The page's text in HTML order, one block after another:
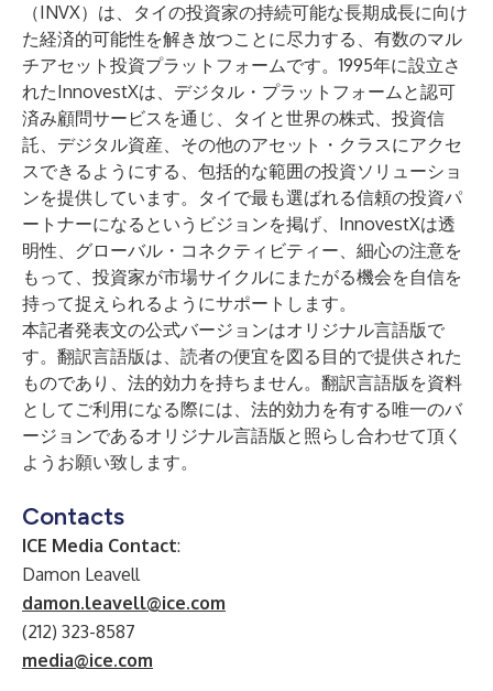
（INVX）は、タイの投資家の持続可能な長期成長に向け
た経済的可能性を解き放つことに尽力する、有数のマル
チアセット投資プラットフォームです。1995年に設立さ
れたInnovestXは、デジタル・プラットフォームと認可
済み顧問サービスを通じ、タイと世界の株式、投資信
託、デジタル資産、その他のアセット・クラスにアクセ
スできるようにする、包括的な範囲の投資ソリューショ
ンを提供しています。タイで最も選ばれる信頼の投資パ
ートナーになるというビジョンを掲げ、InnovestXは透
明性、グローバル・コネクティビティー、細心の注意を
もって、投資家が市場サイクルにまたがる機会を自信を
持って捉えられるようにサポートします。
本記者発表文の公式バージョンはオリジナル言語版で
す。翻訳言語版は、読者の便宜を図る目的で提供された
ものであり、法的効力を持ちません。翻訳言語版を資料
としてご利用になる際には、法的効力を有する唯一のバ
ージョンであるオリジナル言語版と照らし合わせて頂く
ようお願い致します。
Contacts
ICE Media Contact:
Damon Leavell
damon.leavell@ice.com
(212) 323-8587
media@ice.com